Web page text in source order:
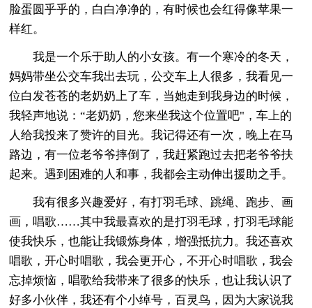
脸蛋圆乎乎的，白白净净的，有时候也会红得像苹果一
样红。
我是一个乐于助人的小女孩。有一个寒冷的冬天，
妈妈带坐公交车我出去玩，公交车上人很多，我看见一
位白发苍苍的老奶奶上了车，当她走到我身边的时候，
我轻声地说：“老奶奶，您来坐我这个位置吧"，车上的
人给我投来了赞许的目光。我记得还有一次，晚上在马
路边，有一位老爷爷摔倒了，我赶紧跑过去把老爷爷扶
起来。遇到困难的人和事，我都会主动伸出援助之手。
我有很多兴趣爱好，有打羽毛球、跳绳、跑步、画
画，唱歌……其中我最喜欢的是打羽毛球，打羽毛球能
使我快乐，也能让我锻炼身体，增强抵抗力。我还喜欢
唱歌，开心时唱歌，我会更开心，不开心时唱歌，我会
忘掉烦恼，唱歌给我带来了很多的快乐，也让我认识了
好多小伙伴，我还有个小绰号，百灵鸟，因为大家说我